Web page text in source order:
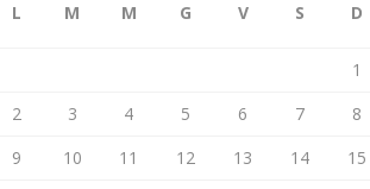
L M M G V S D
1
2
3 4 5 6 7
8
9
10 11 12 13 14
15